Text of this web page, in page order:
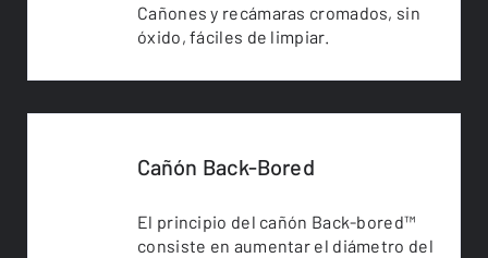
Cañones y recámaras cromados, sin
óxido, fáciles de limpiar.
Cañón Back-Bored
El principio del cañón Back-bored™
consiste en aumentar el diámetro del